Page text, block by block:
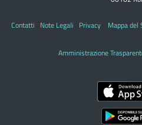
Contatti Note Legali Privacy Mappa del
Amministrazione